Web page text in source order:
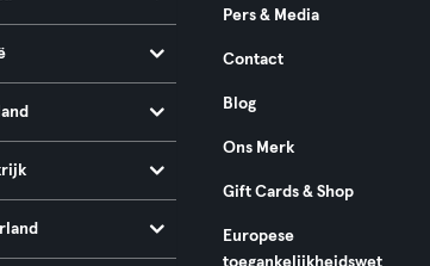
Pers & Media
Contact
Blog
Ons Merk
Gift Cards & Shop
Europese
toegankelijkheidswet